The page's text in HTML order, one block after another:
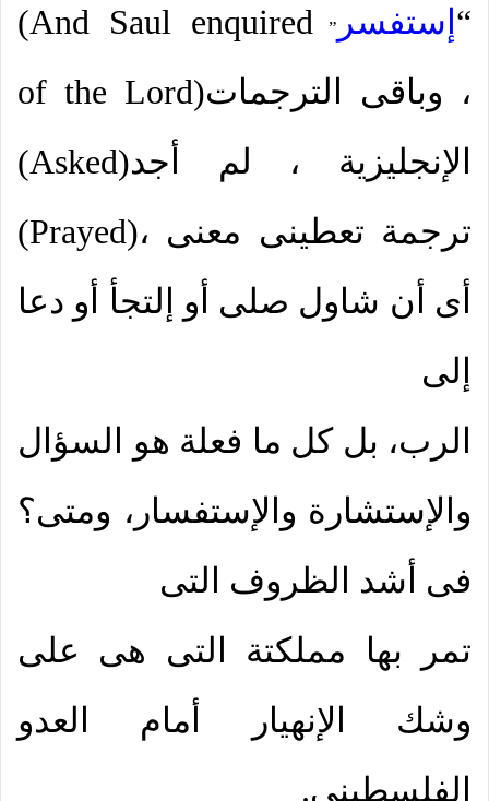
“ إستفسر ”
(And Saul enquired
of the Lord)، وباقى الترجمات
الإنجليزية
(Asked)، لم أجد
ترجمة تعطينى معنى
(Prayed)،
أى أن شاول صلى أو إلتجأ أو دعا
إلى
الرب، بل كل ما فعلة هو السؤال
والإستشارة والإستفسار، ومتى؟
فى أشد الظروف التى
تمر بها مملكتة التى هى على
وشك الإنهيار أمام العدو
الفلسطينى.